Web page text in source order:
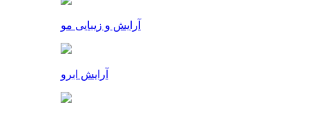
آرایش و زیبایی مو
آرایش ابرو